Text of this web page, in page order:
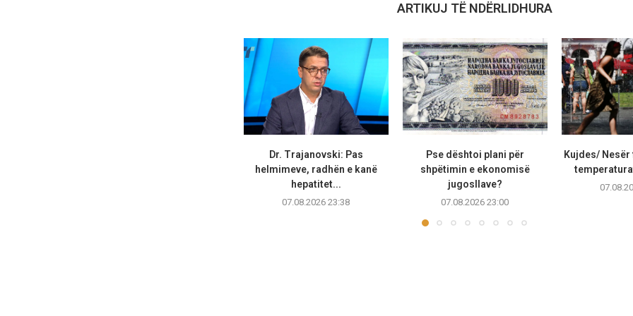
ARTIKUJ TË NDËRLIDHURA
Dr. Trajanovski: Pas
helmimeve, radhën e kanë
hepatitet...
07.08.2026 23:38
Pse dështoi plani për
shpëtimin e ekonomisë
jugosllave?
07.08.2026 23:00
Kujdes/